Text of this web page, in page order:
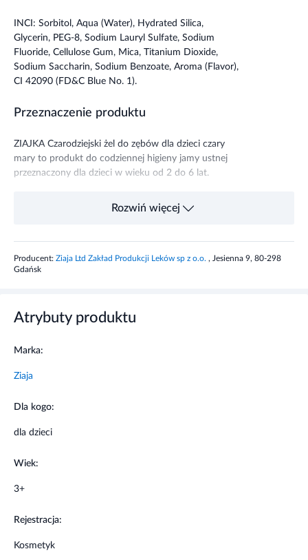
INCI: Sorbitol, Aqua (Water), Hydrated Silica,
Glycerin, PEG-8, Sodium Lauryl Sulfate, Sodium
Fluoride, Cellulose Gum, Mica, Titanium Dioxide,
Sodium Saccharin, Sodium Benzoate, Aroma (Flavor),
CI 42090 (FD&C Blue No. 1).
Przeznaczenie produktu
ZIAJKA Czarodziejski żel do zębów dla dzieci czary
mary to produkt do codziennej higieny jamy ustnej
przeznaczony dla dzieci w wieku od 2 do 6 lat.
Stosowanie produktu
razy dziennie pod kontrolą osób dorosłych.
Unikać kontaktu z oczami. Nie stosować w przypadku
Rozwiń więcej
Producent: Ziaja Ltd Zakład Produkcji Leków sp z o.o. , Jesienna 9, 80-298
Gdańsk
Atrybuty produktu
Marka:
Ziaja
Dla kogo:
dla dzieci
Wiek:
3+
Rejestracja:
Kosmetyk